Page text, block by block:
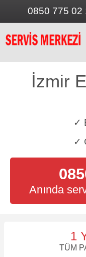
0850 775 02
İzmir
✓
✓
Anında
1
TÜM